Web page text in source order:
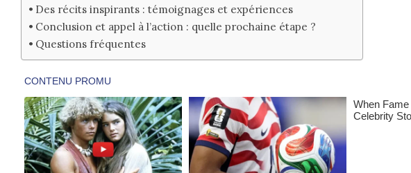
Des récits inspirants : témoignages et expériences
Conclusion et appel à l’action : quelle prochaine étape ?
Questions fréquentes